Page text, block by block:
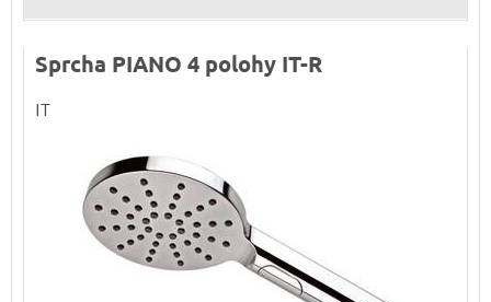
Sprcha PIANO 4 polohy IT-R
IT